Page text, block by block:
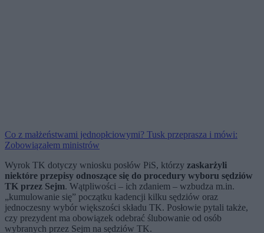
Co z małżeństwami jednopłciowymi? Tusk przeprasza i mówi:
Zobowiązałem ministrów
Wyrok TK dotyczy wniosku posłów PiS, którzy zaskarżyli
niektóre przepisy odnoszące się do procedury wyboru sędziów
TK przez Sejm. Wątpliwości – ich zdaniem – wzbudza m.in.
„kumulowanie się” początku kadencji kilku sędziów oraz
jednoczesny wybór większości składu TK. Posłowie pytali także,
czy prezydent ma obowiązek odebrać ślubowanie od osób
wybranych przez Sejm na sędziów TK.